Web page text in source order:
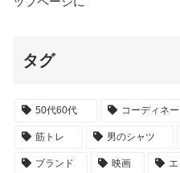
タグ
50代60代 コーディネー
筋トレ 男のシャツ
ブランド 映画